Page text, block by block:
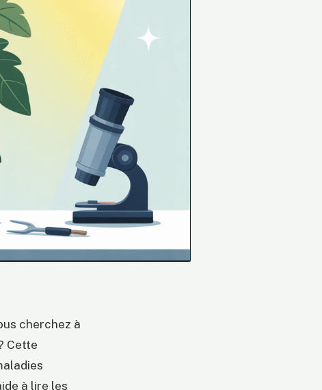
cherchez à
Cette
à lire les